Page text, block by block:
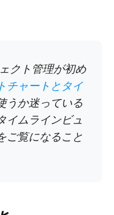
クト管理が初め
チャートとタイ
うか迷っている
イムラインビュ
ご覧になること